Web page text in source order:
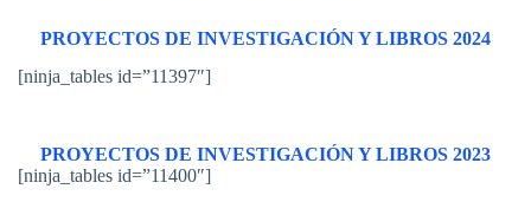
PROYECTOS DE INVESTIGACIÓN Y LIBROS 2024
[ninja_tables id=”11397″]
PROYECTOS DE INVESTIGACIÓN Y LIBROS 2023
[ninja_tables id=”11400″]